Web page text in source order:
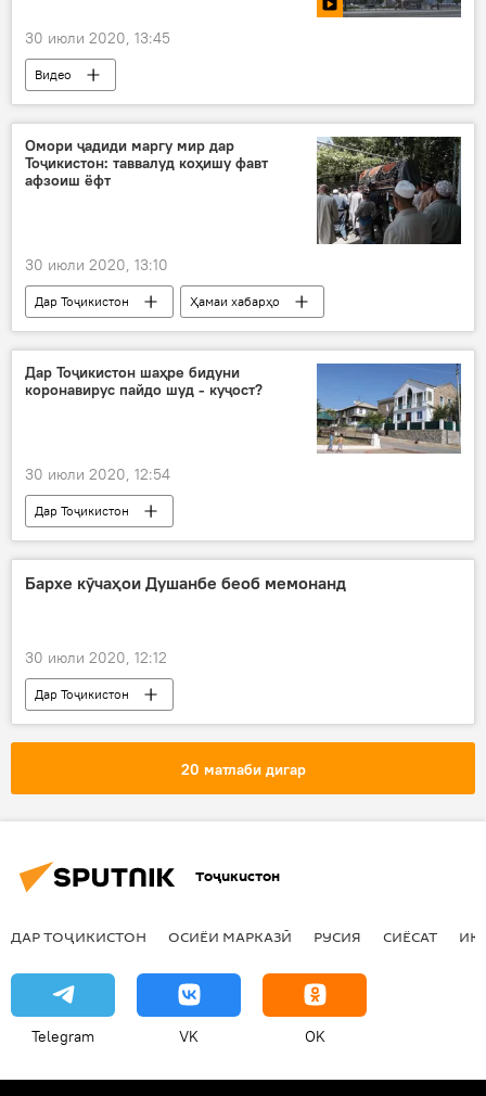
30 июли 2020, 13:45
Видео
Омори ҷадиди маргу мир дар
Тоҷикистон: таввалуд коҳишу фавт
афзоиш ёфт
30 июли 2020, 13:10
Дар Тоҷикистон
Ҳамаи хабарҳо
таваллуд
коҳиш даргузашт
Дар Тоҷикистон шаҳре бидуни
коронавирус пайдо шуд - куҷост?
30 июли 2020, 12:54
Дар Тоҷикистон
Бархе кӯчаҳои Душанбе беоб мемонанд
30 июли 2020, 12:12
Дар Тоҷикистон
20 матлаби дигар
Тоҷикистон
ДАР ТОҶИКИСТОН ОСИЁИ МАРКАЗӢ РУСИЯ СИЁСАТ
Telegram VK OK